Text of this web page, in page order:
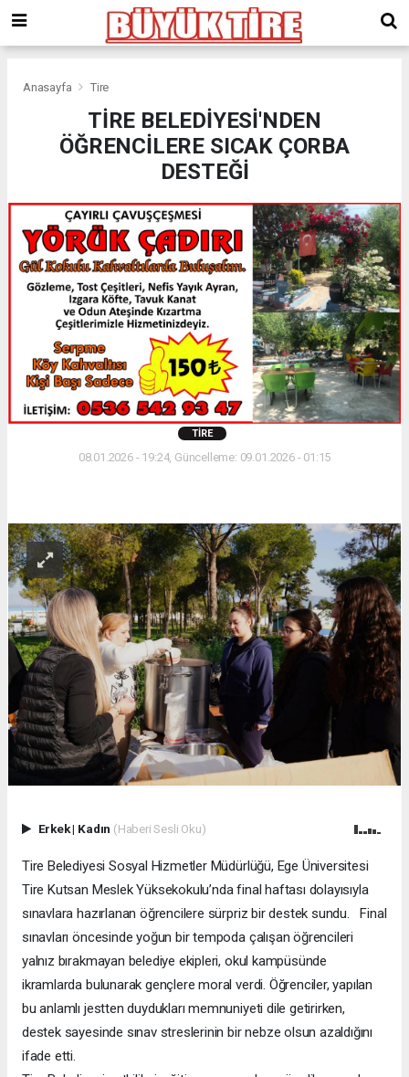
giriş
kingroyal
Anasayfa Tire
TİRE BELEDİYESİ'NDEN
ÖĞRENCİLERE SICAK ÇORBA
DESTEĞİ
TIRE
08.01.2026 - 19:24, Güncelleme: 09.01.2026 - 01:15
Erkek| Kadın (Haberi Sesli Oku)
Tire Belediyesi Sosyal Hizmetler Müdürlüğü, Ege Üniversitesi
Tire Kutsan Meslek Yüksekokulu’nda final haftası dolayısıyla
sınavlara hazırlanan öğrencilere sürpriz bir destek sundu. Final
sınavları öncesinde yoğun bir tempoda çalışan öğrencileri
yalnız bırakmayan belediye ekipleri, okul kampüsünde
ikramlarda bulunarak gençlere moral verdi. Öğrenciler, yapılan
bu anlamlı jestten duydukları memnuniyeti dile getirirken,
destek sayesinde sınav streslerinin bir nebze olsun azaldığını
ifade etti.